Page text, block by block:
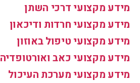
מידע מקצועי דרכי השתן
מידע מקצועי חרדות ודיכאון
מידע מקצועי טיפול באוזון
מידע מקצועי כאב ואורטופדיה
מידע מקצועי מערכת העיכול